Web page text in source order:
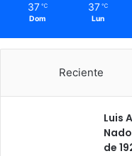
37 ℃
Dom
37 ℃
Lun
Reciente
Luis
de